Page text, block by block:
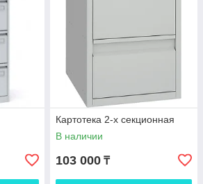
Картотека 2-х секционная
В наличии
103 000 ₸